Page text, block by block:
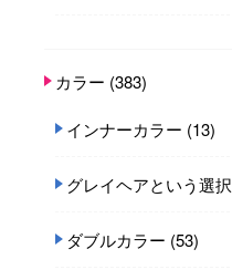
カラー (383)
インナーカラー (13)
グレイヘアという選択
ダブルカラー (53)